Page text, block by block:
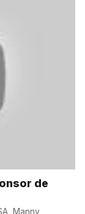
de
Manny